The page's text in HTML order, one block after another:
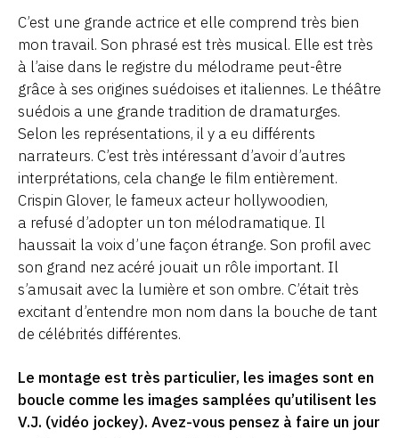
C’est une grande actrice et elle comprend très bien
mon travail. Son phrasé est très musical. Elle est très
à l’aise dans le registre du mélodrame peut-être
grâce à ses origines suédoises et italiennes. Le théâtre
suédois a une grande tradition de dramaturges.
Selon les représentations, il y a eu différents
narrateurs. C’est très intéressant d’avoir d’autres
interprétations, cela change le film entièrement.
Crispin Glover, le fameux acteur hollywoodien,
a refusé d’adopter un ton mélodramatique. Il
haussait la voix d’une façon étrange. Son profil avec
son grand nez acéré jouait un rôle important. Il
s’amusait avec la lumière et son ombre. C’était très
excitant d’entendre mon nom dans la bouche de tant
de célébrités différentes.
Le montage est très particulier, les images sont en
boucle comme les images samplées qu’utilisent les
V.J. (vidéo jockey). Avez-vous pensez à faire un jour